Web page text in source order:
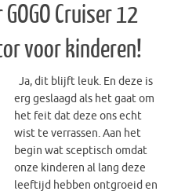
Cruiser 12
voor kinderen!
Ja, dit blijft leuk. En deze is
erg geslaagd als het gaat om
het feit dat deze ons echt
wist te verrassen. Aan het
begin wat sceptisch omdat
onze kinderen al lang deze
leeftijd hebben ontgroeid en